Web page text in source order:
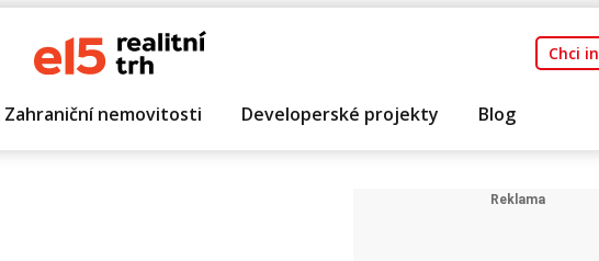
Chci
Zahraniční nemovitosti Developerské projekty Blog